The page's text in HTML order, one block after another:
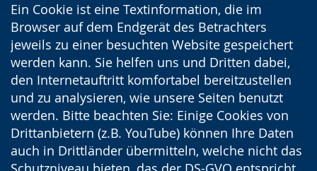
Ein Cookie ist eine Textinformation, die im
Browser auf dem Endgerät des Betrachters
jeweils zu einer besuchten Website gespeichert
werden kann. Sie helfen uns und Dritten dabei,
den Internetauftritt komfortabel bereitzustellen
und zu analysieren, wie unsere Seiten benutzt
werden. Bitte beachten Sie: Einige Cookies von
Drittanbietern (z.B. YouTube) können Ihre Daten
auch in Drittländer übermitteln, welche nicht das